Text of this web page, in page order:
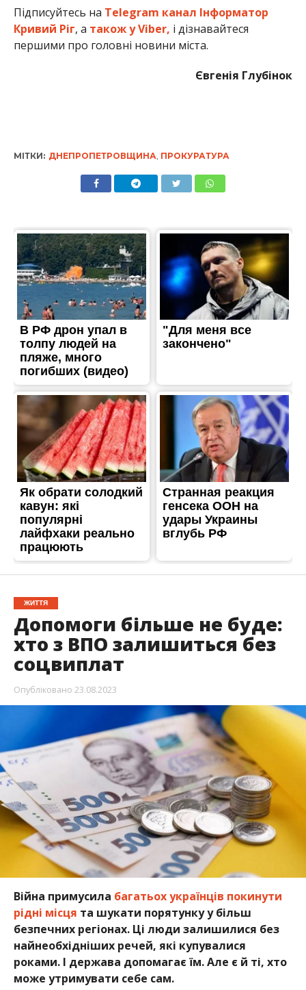
Підписуйтесь на Telegram канал Інформатор
Кривий Ріг, а також у Viber, і дізнавайтеся
першими про головні новини міста.
Євгенія Глубінок
МІТКИ: ДНЕПРОПЕТРОВЩИНА, ПРОКУРАТУРА
ЖИТТЯ
Допомоги більше не буде:
хто з ВПО залишиться без
соцвиплат
Опубліковано 23.08.2023
Війна примусила багатьох українців покинути
рідні місця та шукати порятунку у більш
безпечних регіонах. Ці люди залишилися без
найнеобхідніших речей, які купувалися
роками. І держава допомагає їм. Але є й ті, хто
може утримувати себе сам.